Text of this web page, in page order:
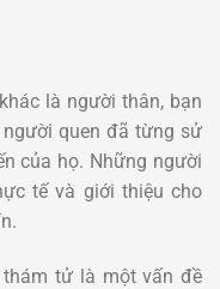
là người thân, bạn
người quen đã từng sử
của họ. Những người
tế và giới thiệu cho
thám tử là một vấn đề